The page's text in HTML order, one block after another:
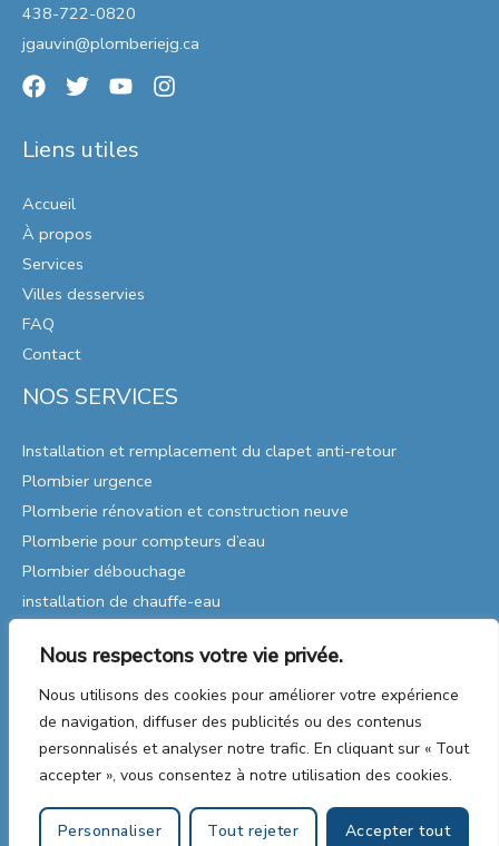
Nous respectons votre vie privée.
Nous utilisons des cookies pour améliorer votre expérience
de navigation, diffuser des publicités ou des contenus
personnalisés et analyser notre trafic. En cliquant sur « Tout
accepter », vous consentez à notre utilisation des cookies.
Personnaliser Tout rejeter Accepter tout
438-722-0820
jgauvin@plomberiejg.ca
Liens utiles
Accueil
À propos
Services
Villes desservies
FAQ
Contact
NOS SERVICES
Installation et remplacement du clapet anti-retour
Plombier urgence
Plomberie rénovation et construction neuve
Plomberie pour compteurs d’eau
Plombier débouchage
installation de chauffe-eau
Réparations de plomberie
Plomberie Industrielle
Copyright © 2026 Plomberie | Web & SEO par